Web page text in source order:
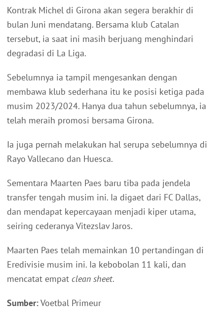
Kontrak Michel di Girona akan segera berakhir di
bulan Juni mendatang. Bersama klub Catalan
tersebut, ia saat ini masih berjuang menghindari
degradasi di La Liga.
Sebelumnya ia tampil mengesankan dengan
membawa klub sederhana itu ke posisi ketiga pada
musim 2023/2024. Hanya dua tahun sebelumnya, ia
telah meraih promosi bersama Girona.
Ia juga pernah melakukan hal serupa sebelumnya di
Rayo Vallecano dan Huesca.
Sementara Maarten Paes baru tiba pada jendela
transfer tengah musim ini. Ia digaet dari FC Dallas,
dan mendapat kepercayaan menjadi kiper utama,
seiring cederanya Vitezslav Jaros.
Maarten Paes telah memainkan 10 pertandingan di
Eredivisie musim ini. Ia kebobolan 11 kali, dan
mencatat empat clean sheet.
Sumber:Voetbal Primeur